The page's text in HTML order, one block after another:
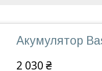
Акумулятор
2 030 ₴